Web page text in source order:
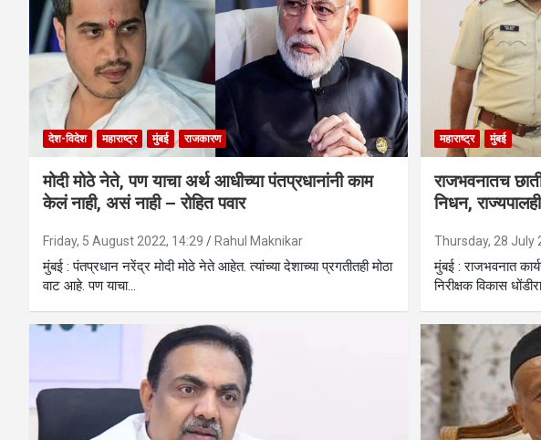
देश-विदेश महाराष्ट्र मुंबई राजकारण
मोदी मोठे नेते, पण याचा अर्थ आधीच्या पंतप्रधानांनी काम
केलं नाही, असं नाही – रोहित पवार
Friday, 5 August 2022, 14:29 Rahul Maknikar
मुंबई : पंतप्रधान नरेंद्र मोदी मोठे नेते आहेत. त्यांच्या देशाच्या प्रगतीतही मोठा
वाट आहे. पण याचा…
महाराष्ट्र मुंबई
राजभवनातच
निधन,
Thursday, 28 July
मुंबई : राजभवनात
निरीक्षक विकास